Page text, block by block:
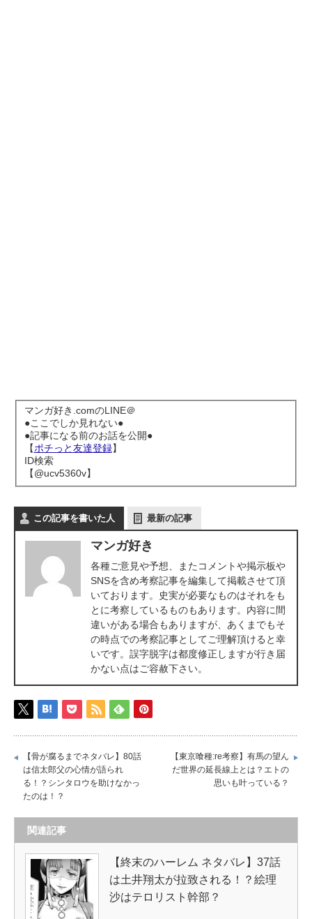
マンガ好き.comのLINE＠
●ここでしか見れない●
●記事になる前のお話を公開●
【ポチっと友達登録】
ID検索
【@ucv5360v】
この記事を書いた人 最新の記事
マンガ好き
各種ご意見や予想、またコメントや掲示板や
SNSを含め考察記事を編集して掲載させて頂
いております。史実が必要なものはそれをも
とに考察しているものもあります。内容に間
違いがある場合もありますが、あくまでもそ
の時点での考察記事としてご理解頂けると幸
いです。誤字脱字は都度修正しますが行き届
かない点はご容赦下さい。
【骨が腐るまでネタバレ】80話
は信太郎父の心情が語られ
る！？シンタロウを助けなかっ
たのは！？
【東京喰種:re考察】有馬の望ん
だ世界の延長線上とは？エトの
思いも叶っている？
関連記事
【終末のハーレム ネタバレ】37話
は土井翔太が拉致される！？絵理
沙はテロリスト幹部？